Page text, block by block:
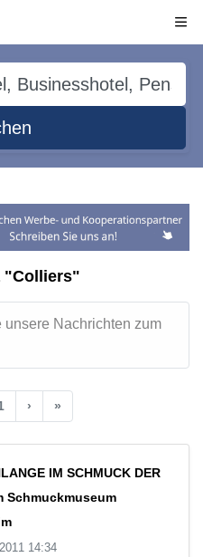
"Colliers"
Nachrichten zum
› »
IM SCHMUCK DER
Schmuckmuseum
14:34